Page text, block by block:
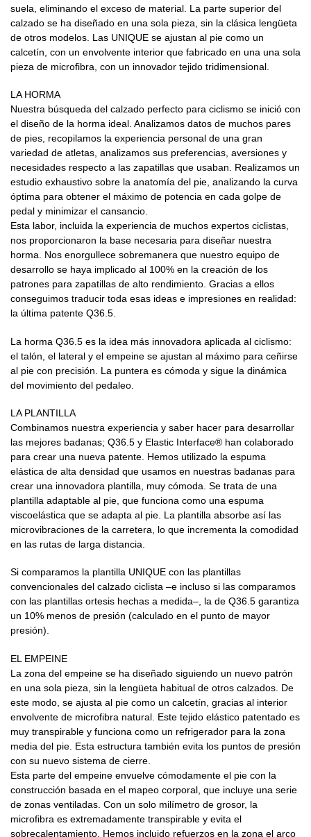
suela, eliminando el exceso de material. La parte superior del
calzado se ha diseñado en una sola pieza, sin la clásica lengüeta
de otros modelos. Las UNIQUE se ajustan al pie como un
calcetín, con un envolvente interior que fabricado en una una sola
pieza de microfibra, con un innovador tejido tridimensional.
LA HORMA
Nuestra búsqueda del calzado perfecto para ciclismo se inició con
el diseño de la horma ideal. Analizamos datos de muchos pares
de pies, recopilamos la experiencia personal de una gran
variedad de atletas, analizamos sus preferencias, aversiones y
necesidades respecto a las zapatillas que usaban. Realizamos un
estudio exhaustivo sobre la anatomía del pie, analizando la curva
óptima para obtener el máximo de potencia en cada golpe de
pedal y minimizar el cansancio.
Esta labor, incluida la experiencia de muchos expertos ciclistas,
nos proporcionaron la base necesaria para diseñar nuestra
horma. Nos enorgullece sobremanera que nuestro equipo de
desarrollo se haya implicado al 100% en la creación de los
patrones para zapatillas de alto rendimiento. Gracias a ellos
conseguimos traducir toda esas ideas e impresiones en realidad:
la última patente Q36.5.
La horma Q36.5 es la idea más innovadora aplicada al ciclismo:
el talón, el lateral y el empeine se ajustan al máximo para ceñirse
al pie con precisión. La puntera es cómoda y sigue la dinámica
del movimiento del pedaleo.
LA PLANTILLA
Combinamos nuestra experiencia y saber hacer para desarrollar
las mejores badanas; Q36.5 y Elastic Interface® han colaborado
para crear una nueva patente. Hemos utilizado la espuma
elástica de alta densidad que usamos en nuestras badanas para
crear una innovadora plantilla, muy cómoda. Se trata de una
plantilla adaptable al pie, que funciona como una espuma
viscoelástica que se adapta al pie. La plantilla absorbe así las
microvibraciones de la carretera, lo que incrementa la comodidad
en las rutas de larga distancia.
Si comparamos la plantilla UNIQUE con las plantillas
convencionales del calzado ciclista –e incluso si las comparamos
con las plantillas ortesis hechas a medida–, la de Q36.5 garantiza
un 10% menos de presión (calculado en el punto de mayor
presión).
EL EMPEINE
La zona del empeine se ha diseñado siguiendo un nuevo patrón
en una sola pieza, sin la lengüeta habitual de otros calzados. De
este modo, se ajusta al pie como un calcetín, gracias al interior
envolvente de microfibra natural. Este tejido elástico patentado es
muy transpirable y funciona como un refrigerador para la zona
media del pie. Esta estructura también evita los puntos de presión
con su nuevo sistema de cierre.
Esta parte del empeine envuelve cómodamente el pie con la
construcción basada en el mapeo corporal, que incluye una serie
de zonas ventiladas. Con un solo milímetro de grosor, la
microfibra es extremadamente transpirable y evita el
sobrecalentamiento. Hemos incluido refuerzos en la zona el arco